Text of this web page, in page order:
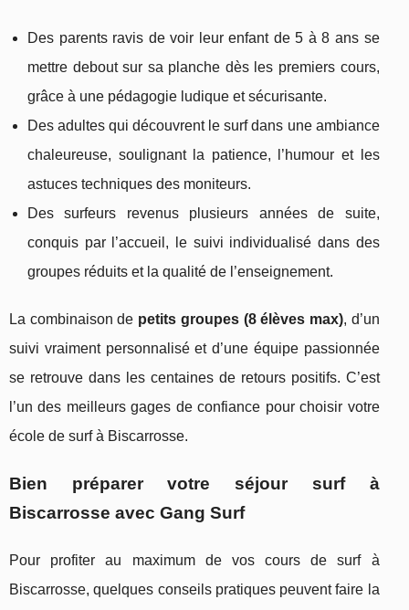
Des parents ravis de voir leur enfant de 5 à 8 ans se
mettre debout sur sa planche dès les premiers cours,
grâce à une pédagogie ludique et sécurisante.
Des adultes qui découvrent le surf dans une ambiance
chaleureuse, soulignant la patience, l’humour et les
astuces techniques des moniteurs.
Des surfeurs revenus plusieurs années de suite,
conquis par l’accueil, le suivi individualisé dans des
groupes réduits et la qualité de l’enseignement.
La combinaison de petits groupes (8 élèves max), d’un
suivi vraiment personnalisé et d’une équipe passionnée
se retrouve dans les centaines de retours positifs. C’est
l’un des meilleurs gages de confiance pour choisir votre
école de surf à Biscarrosse.
Bien préparer votre séjour surf à
Biscarrosse avec Gang Surf
Pour profiter au maximum de vos cours de surf à
Biscarrosse, quelques conseils pratiques peuvent faire la